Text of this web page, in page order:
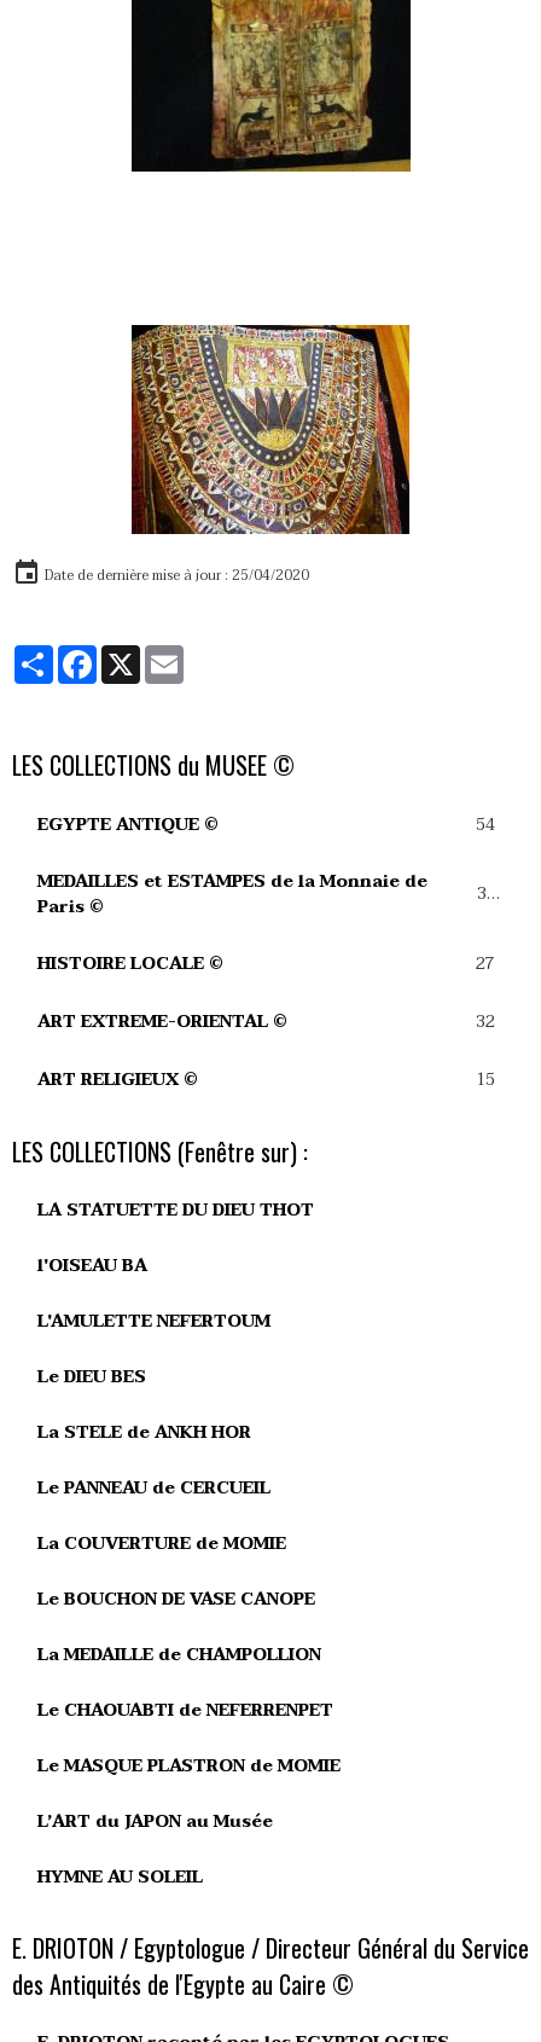
Date de dernière mise à jour : 25/04/2020
PartagerFacebook
X
LES COLLECTIONS du MUSEE ©
EGYPTE ANTIQUE © 54
MEDAILLES et ESTAMPES de la Monnaie de
Paris ©
39
HISTOIRE LOCALE © 27
ART EXTREME-ORIENTAL © 32
ART RELIGIEUX © 15
LES COLLECTIONS (Fenêtre sur) :
LA STATUETTE DU DIEU THOT
l'OISEAU BA
L'AMULETTE NEFERTOUM
Le DIEU BES
La STELE de ANKH HOR
Le PANNEAU de CERCUEIL
La COUVERTURE de MOMIE
Le BOUCHON DE VASE CANOPE
La MEDAILLE de CHAMPOLLION
Le CHAOUABTI de NEFERRENPET
Le MASQUE PLASTRON de MOMIE
L’ART du JAPON au Musée
HYMNE AU SOLEIL
E. DRIOTON / Egyptologue / Directeur Général du Service
des Antiquités de l'Egypte au Caire ©